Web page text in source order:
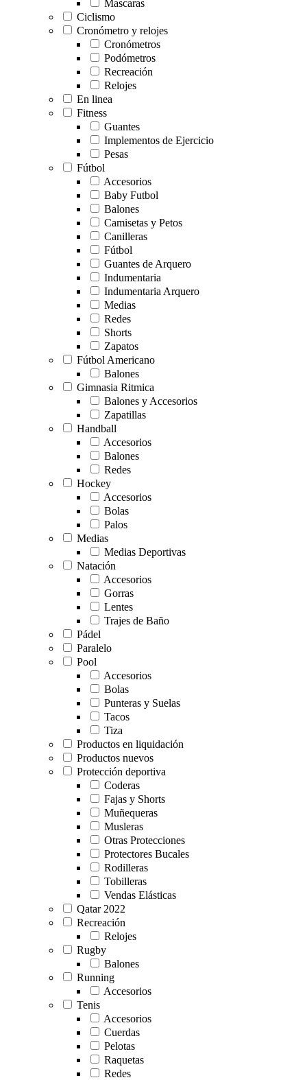
Mascaras
Ciclismo
Cronómetro y relojes
Cronómetros
Podómetros
Recreación
Relojes
En linea
Fitness
Guantes
Implementos de Ejercicio
Pesas
Fútbol
Accesorios
Baby Futbol
Balones
Camisetas y Petos
Canilleras
Fútbol
Guantes de Arquero
Indumentaria
Indumentaria Arquero
Medias
Redes
Shorts
Zapatos
Fútbol Americano
Balones
Gimnasia Ritmica
Balones y Accesorios
Zapatillas
Handball
Accesorios
Balones
Redes
Hockey
Accesorios
Bolas
Palos
Medias
Medias Deportivas
Natación
Accesorios
Gorras
Lentes
Trajes de Baño
Pádel
Paralelo
Pool
Accesorios
Bolas
Punteras y Suelas
Tacos
Tiza
Productos en liquidación
Productos nuevos
Protección deportiva
Coderas
Fajas y Shorts
Muñequeras
Musleras
Otras Protecciones
Protectores Bucales
Rodilleras
Tobilleras
Vendas Elásticas
Qatar 2022
Recreación
Relojes
Rugby
Balones
Running
Accesorios
Tenis
Accesorios
Cuerdas
Pelotas
Raquetas
Redes